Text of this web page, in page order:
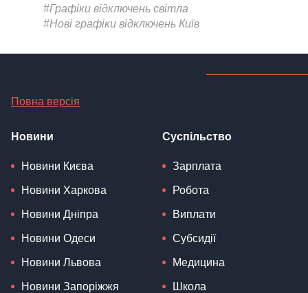
#Графіки відключень світла
#Нові графіки відключень Київ
Повна версія
Новини
Новини Києва
Новини Харкова
Новини Дніпра
Новини Одеси
Новини Львова
Новини Запоріжжя
Суспільство
Зарплата
Робота
Виплати
Субсидії
Медицина
Школа